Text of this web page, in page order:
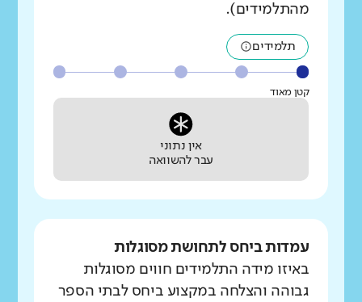
מהתלמידים).
תלמידים
קטן מאוד
אין נתוני
עבר להשוואה
עמדות ביחס לתחושת מסוגלות
באיזו מידה התלמידים חווים מסוגלות
גבוהה והצלחה במקצוע ביחס לבתי הספר